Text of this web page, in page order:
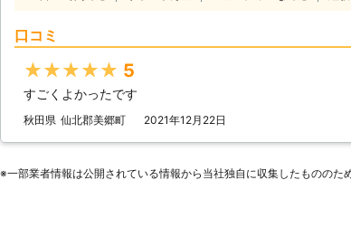
口コミ
★★★★★ 5
すごくよかったです
秋田県 仙北郡美郷町 2021年12月22日
※⼀部業者情報は公開されている情報から当社独⾃に収集したもののた